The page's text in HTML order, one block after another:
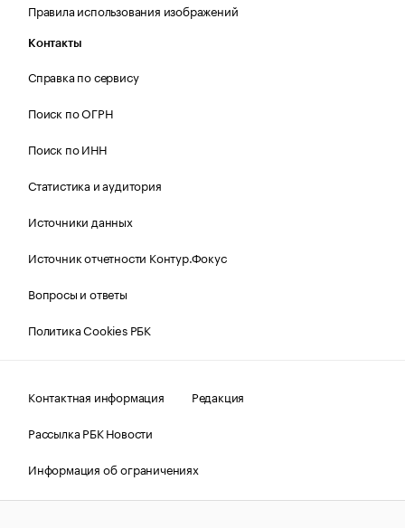
Правила использования изображений
Контакты
Справка по сервису
Поиск по ОГРН
Поиск по ИНН
Статистика и аудитория
Источники данных
Источник отчетности Контур.Фокус
Вопросы и ответы
Политика Cookies РБК
Контактная информация
Редакция
Рассылка РБК Новости
Информация об ограничениях
Правовая информация
О соблюдении авторских прав